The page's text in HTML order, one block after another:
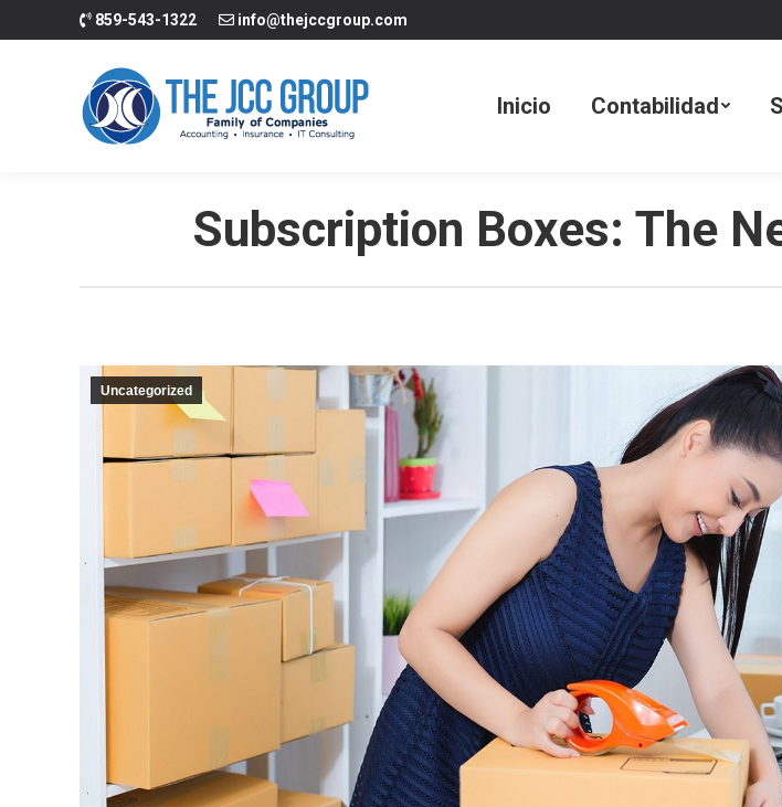
859-543-1322 info@thejccgroup.com
Inicio Contabilidad
Subscription Boxes: The
Uncategorized
Inicio Contabilidad Seguros